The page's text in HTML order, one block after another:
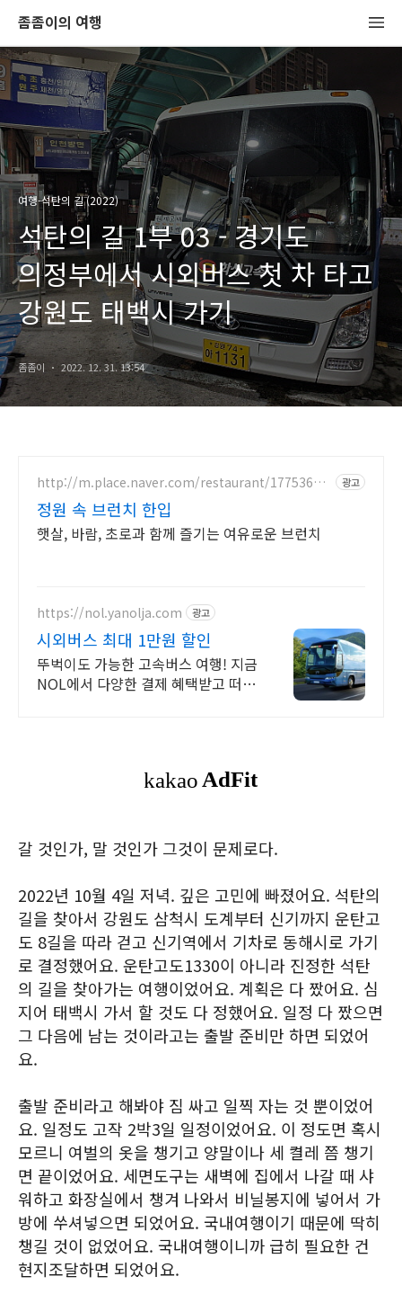
좀좀이의 여행
여행-석탄의 길 (2022)
석탄의 길 1부 03 - 경기도
의정부에서 시외버스 첫 차 타고
강원도 태백시 가기
좀좀이 2022. 12. 31. 13:54
http://m.place.naver.com/restaurant/17753604
광고
정원 속 브런치 한입
햇살, 바람, 초로과 함께 즐기는 여유로운 브런치
https://nol.yanolja.com 광고
시외버스 최대 1만원 할인
뚜벅이도 가능한 고속버스 여행! 지금
NOL에서 다양한 결제 혜택받고 떠나
갈 것인가, 말 것인가 그것이 문제로다.
2022년 10월 4일 저녁. 깊은 고민에 빠졌어요. 석탄의
길을 찾아서 강원도 삼척시 도계부터 신기까지 운탄고
도 8길을 따라 걷고 신기역에서 기차로 동해시로 가기
로 결정했어요. 운탄고도1330이 아니라 진정한 석탄
의 길을 찾아가는 여행이었어요. 계획은 다 짰어요. 심
지어 태백시 가서 할 것도 다 정했어요. 일정 다 짰으면
그 다음에 남는 것이라고는 출발 준비만 하면 되었어
요.
출발 준비라고 해봐야 짐 싸고 일찍 자는 것 뿐이었어
요. 일정도 고작 2박3일 일정이었어요. 이 정도면 혹시
모르니 여벌의 옷을 챙기고 양말이나 세 켤레 쯤 챙기
면 끝이었어요. 세면도구는 새벽에 집에서 나갈 때 샤
워하고 화장실에서 챙겨 나와서 비닐봉지에 넣어서 가
방에 쑤셔넣으면 되었어요. 국내여행이기 때문에 딱히
챙길 것이 없었어요. 국내여행이니까 급히 필요한 건
현지조달하면 되었어요.